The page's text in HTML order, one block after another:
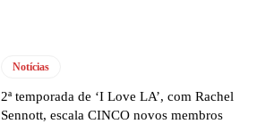
Notícias
2ª temporada de ‘I Love LA’, com Rachel
Sennott, escala CINCO novos membros